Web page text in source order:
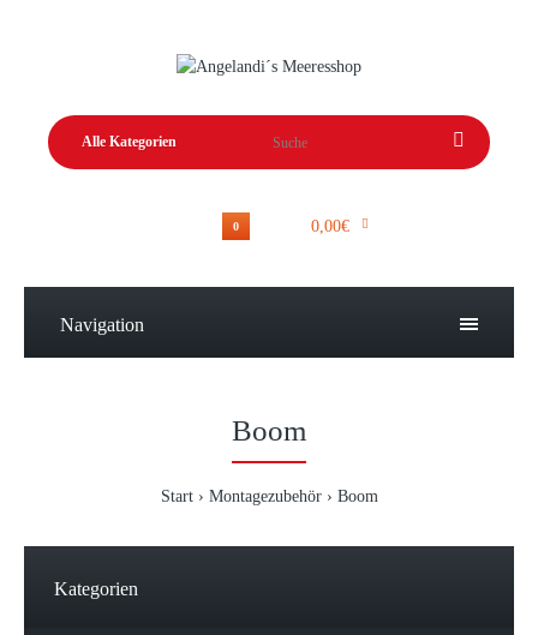
0 0,00€
Navigation
Boom
Start Montagezubehör Boom
Kategorien